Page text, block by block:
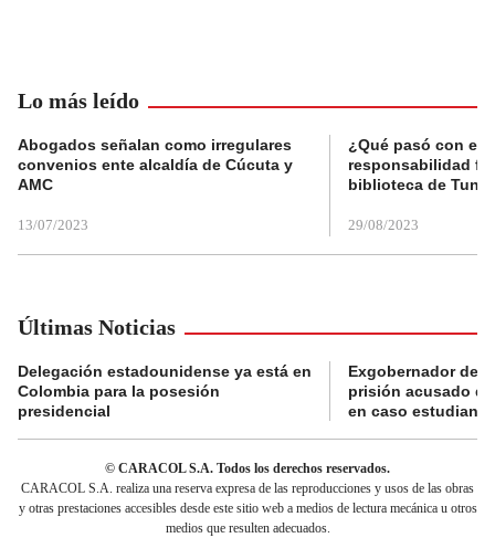
Lo más leído
Abogados señalan como irregulares
convenios ente alcaldía de Cúcuta y
AMC
13/07/2023
¿Qué pasó con el
responsabilidad
biblioteca de
29/08/2023
Últimas Noticias
Delegación estadounidense ya está en
Colombia para la posesión
presidencial
Exgobernador de
prisión acusado
en caso
© CARACOL S.A. Todos los derechos reservados.
CARACOL S.A. realiza una reserva expresa de las reproducciones y usos de las obras
y otras prestaciones accesibles desde este sitio web a medios de lectura mecánica u otros
medios que resulten adecuados.